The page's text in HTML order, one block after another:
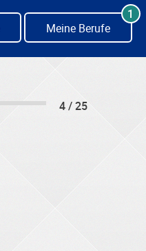
Meine Berufe
1
4 / 25